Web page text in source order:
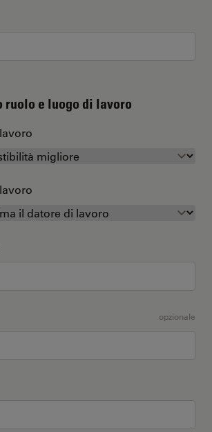
ruolo e luogo di lavoro
opzionale